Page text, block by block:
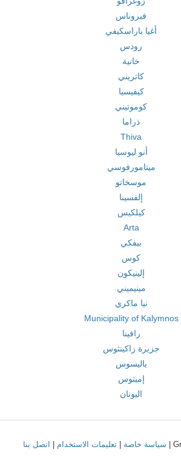
فيروناس
أغيا باراسكيفي
رودس
خانية
كاتريني
كيفيسيا
كوموتيني
ذراما
Thiva
أنو ليوسيا
ميتامورفوسي
موسخاتو
إلفسينا
كيلكيس
Arta
بيفكي
كوس
إلينيكون
مينيميني
نيا ماكري
Municipality of Kalymnos
رافينا
جزيرة زاكينثوس
ياليسوس
إميتوس
اليونان
سياسة خاصة |تعليمات الاستخدام اتصل بنا